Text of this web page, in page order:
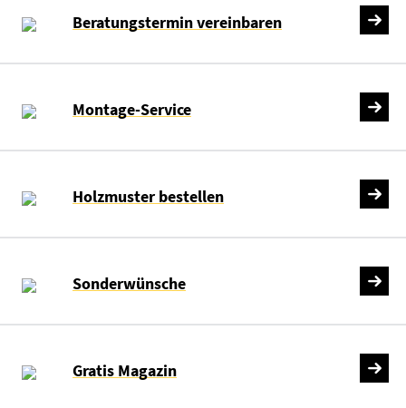
Beratungstermin vereinbaren
Montage-Service
Holzmuster bestellen
Sonderwünsche
Gratis Magazin